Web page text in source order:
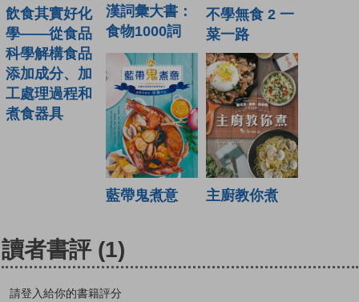
飲食其實好化
學——從食品
科學解構食品
添加成分、加
工處理過程和
煮食器具
漢詞彙大書：
食物1000詞
不學無食 2 一
菜一路
藍帶鬼煮意 主廚教你煮
讀者書評 (1)
請登入給你的書籍評分